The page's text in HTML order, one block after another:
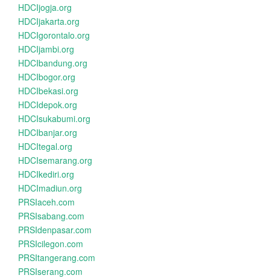
HDCIjogja.org
HDCIjakarta.org
HDCIgorontalo.org
HDCIjambi.org
HDCIbandung.org
HDCIbogor.org
HDCIbekasi.org
HDCIdepok.org
HDCIsukabumi.org
HDCIbanjar.org
HDCItegal.org
HDCIsemarang.org
HDCIkediri.org
HDCImadiun.org
PRSIaceh.com
PRSIsabang.com
PRSIdenpasar.com
PRSIcilegon.com
PRSItangerang.com
PRSIserang.com